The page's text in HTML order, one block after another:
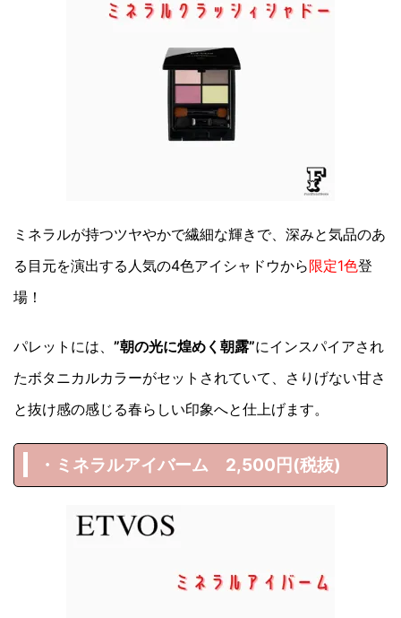
ミネラルが持つツヤやかで繊細な輝きで、深みと気品のあ
る目元を演出する人気の4色アイシャドウから限定1色登
場！
パレットには、 ”朝の光に煌めく朝露”にインスパイアされ
たボタニカルカラーがセットされていて、さりげない甘さ
と抜け感の感じる春らしい印象へと仕上げます。
・ミネラルアイバーム 2,500円(税抜)